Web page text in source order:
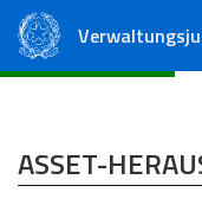
ASSET-